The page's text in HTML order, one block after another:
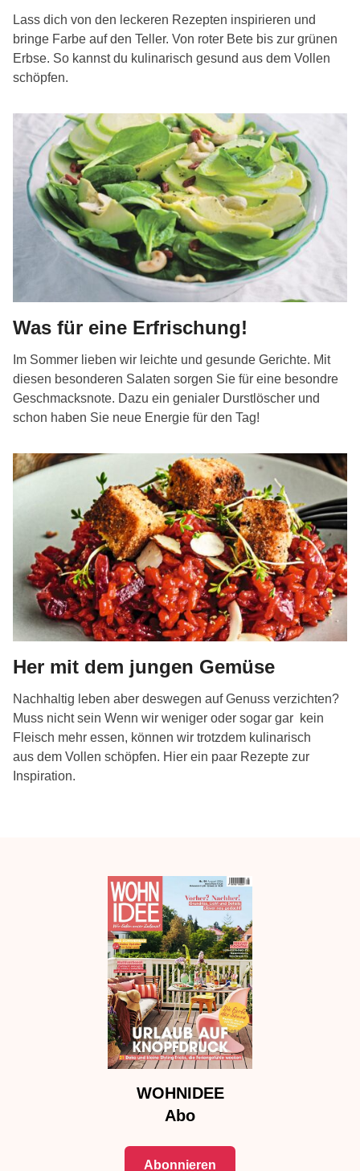
Lass dich von den leckeren Rezepten inspirieren und
bringe Farbe auf den Teller. Von roter Bete bis zur grünen
Erbse. So kannst du kulinarisch gesund aus dem Vollen
schöpfen.
Was für eine Erfrischung!
Im Sommer lieben wir leichte und gesunde Gerichte. Mit
diesen besonderen Salaten sorgen Sie für eine besondre
Geschmacksnote. Dazu ein genialer Durstlöscher und
schon haben Sie neue Energie für den Tag!
Her mit dem jungen Gemüse
Nachhaltig leben aber deswegen auf Genuss verzichten?
Muss nicht sein Wenn wir weniger oder sogar gar kein
Fleisch mehr essen, können wir trotzdem kulinarisch
aus dem Vollen schöpfen. Hier ein paar Rezepte zur
Inspiration.
WOHNIDEE
Abo
Abonnieren